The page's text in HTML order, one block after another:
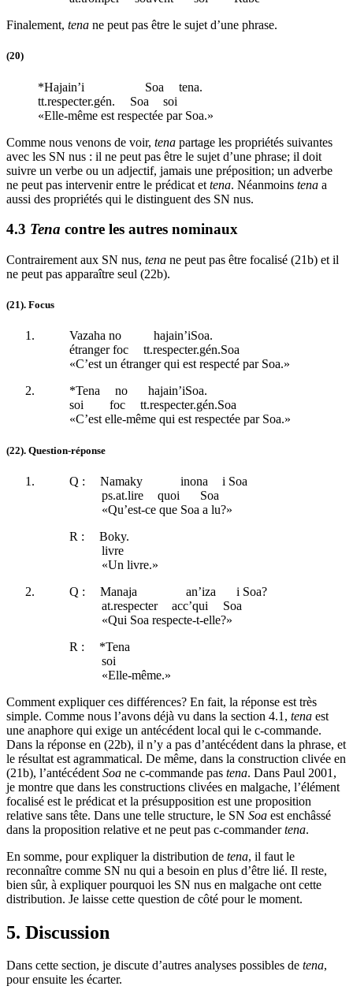
Finalement, tena ne peut pas être le sujet d’une phrase.
(20)
*Hajain’i Soa
tena.
tt.respecter.gén. Soa
soi
«Elle-même est respectée par Soa.»
Comme nous venons de voir, tena partage les propriétés suivantes
avec les SN nus : il ne peut pas être le sujet d’une phrase; il doit
suivre un verbe ou un adjectif, jamais une préposition; un adverbe
ne peut pas intervenir entre le prédicat et tena. Néanmoins tena a
aussi des propriétés qui le distinguent des SN nus.
4.3 Tena contre les autres nominaux
Contrairement aux SN nus, tena ne peut pas être focalisé (21b) et il
ne peut pas apparaître seul (22b).
(21). Focus
Vazaha no
hajain’iSoa.
étrangerfoc tt.respecter.gén.Soa
«C’est un étranger qui est respecté par Soa.»
*Tena
no
hajain’iSoa.
soi
foc tt.respecter.gén.Soa
«C’est elle-même qui est respectée par Soa.»
(22). Question-réponse
Q : Namaky inona
i Soa
ps.at.lire quoi
Soa
«Qu’est-ce que Soa a lu?»
R :
Boky.
livre
«Un livre.»
Q :
Manaja an’iza
i Soa?
at.respecter acc’qui
Soa
«Qui Soa respecte-t-elle?»
R :
*Tena
soi
«Elle-même.»
Comment expliquer ces différences? En fait, la réponse est très
simple. Comme nous l’avons déjà vu dans la section 4.1, tena est
une anaphore qui exige un antécédent local qui le c-commande.
Dans la réponse en (22b), il n’y a pas d’antécédent dans la phrase, et
le résultat est agrammatical. De même, dans la construction clivée en
(21b), l’antécédent Soa ne c-commande pas tena. Dans Paul 2001,
je montre que dans les constructions clivées en malgache, l’élément
focalisé est le prédicat et la présupposition est une proposition
relative sans tête. Dans une telle structure, le SN Soa est enchâssé
dans la proposition relative et ne peut pas c-commandertena.
En somme, pour expliquer la distribution de tena, il faut le
reconnaître comme SN nu qui a besoin en plus d’être lié. Il reste,
bien sûr, à expliquer pourquoi les SN nus en malgache ont cette
distribution. Je laisse cette question de côté pour le moment.
5. Discussion
Dans cette section, je discute d’autres analyses possibles de tena,
pour ensuite les écarter.